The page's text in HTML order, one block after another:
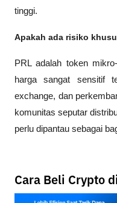
tinggi.
Apakah ada risiko
PRL adalah token
harga sangat sensitif
exchange, dan
komunitas seputar
perlu dipantau sebagai
Cara Beli Crypto